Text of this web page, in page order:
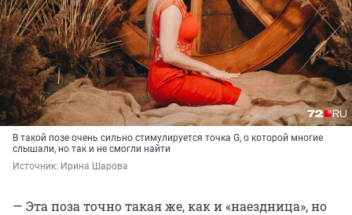
В такой позе очень сильно стимулируется точка G, о которой многие
слышали, но так и не смогли найти
Источник: Ирина Шарова
— Эта поза точно такая же, как и «наездница», но